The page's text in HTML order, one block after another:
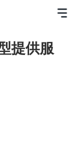
提供服